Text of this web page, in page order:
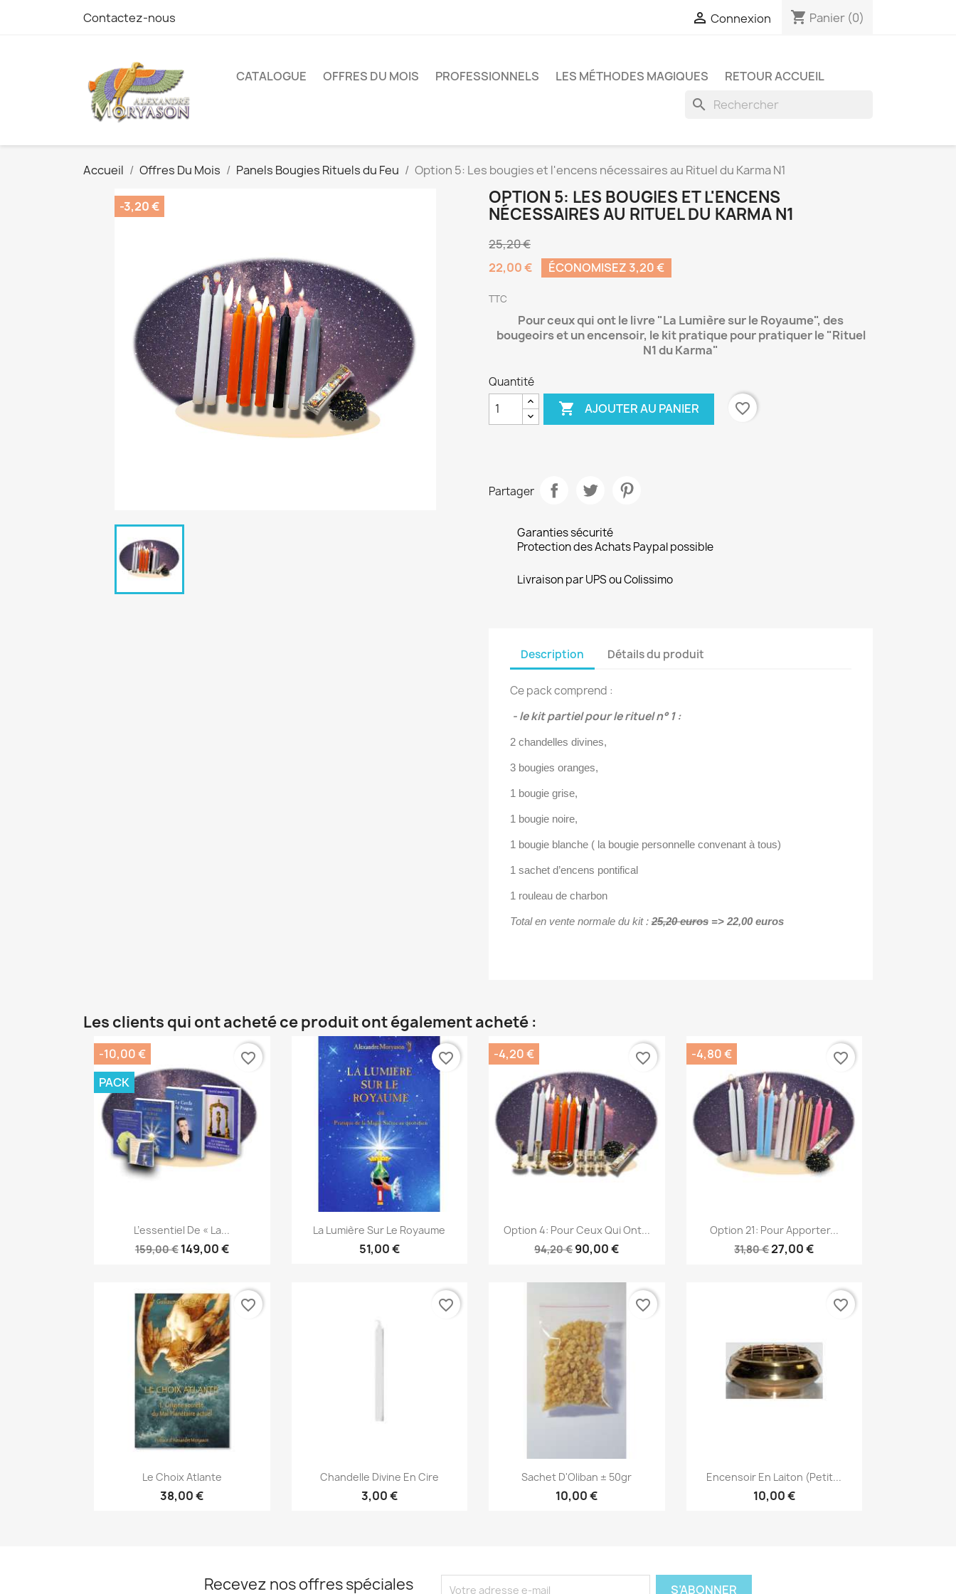
Contactez-nous  Connexion shopping_cart Panier (0)
CATALOGUE OFFRES DU MOIS PROFESSIONNELS LES MÉTHODES MAGIQUES RETOUR ACCUEIL
search
Accueil Offres Du Mois Panels Bougies Rituels du Feu Option 5: Les bougies et l'encens nécessaires au Rituel du Karma N1
-3,20 €
OPTION 5: LES BOUGIES ET L'ENCENS
NÉCESSAIRES AU RITUEL DU KARMA N1
25,20 €
22,00 €
ÉCONOMISEZ 3,20 €
TTC
Pour ceux qui ont le livre "La Lumière sur le Royaume", des
bougeoirs et un encensoir, le kit pratique pour pratiquer le "Rituel
N1 du Karma"
Quantité
 AJOUTER AU PANIER favorite_border
Partager
Garanties sécurité
Protection des Achats Paypal possible
Livraison par UPS ou Colissimo
Description Détails du produit
Ce pack comprend :
- le kit partiel pour le rituel n° 1 :
2 chandelles divines,
3 bougies oranges,
1 bougie grise,
1 bougie noire,
1 bougie blanche ( la bougie personnelle convenant à tous)
1 sachet d’encens pontifical
1 rouleau de charbon
Total en vente normale du kit : 25,20euros => 22,00 euros
Les clients qui ont acheté ce produit ont également acheté :
Aperçu rapide
L’essentiel De « La...
159,00 € 149,00 €
-10,00 €
PACK
favorite_border
Aperçu rapide
La Lumière Sur Le Royaume
51,00 €
favorite_border
Aperçu rapide
Option 4: Pour Ceux Qui Ont...
94,20 €90,00 €
-4,20 € favorite_border
Aperçu rapide
Option 21: Pour Apporter...
31,80 €27,00 €
-4,80 € favorite_border
Aperçu rapide
Le Choix Atlante
38,00 €
favorite_border
Aperçu rapide
Chandelle Divine En Cire
3,00 €
favorite_border
Aperçu rapide
Sachet D'Oliban ± 50gr
10,00 €
favorite_border
Aperçu rapide
Encensoir En Laiton (Petit...
10,00 €
favorite_border
Recevez nos offres spéciales